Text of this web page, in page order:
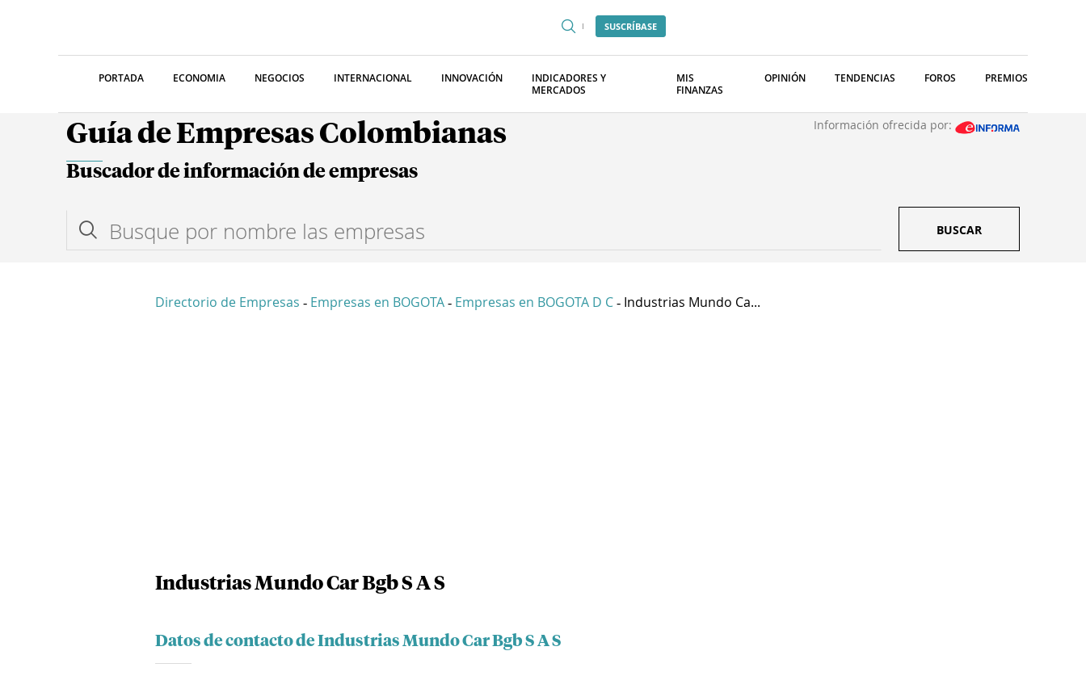
SUSCRÍBASE
PORTADA ECONOMIA NEGOCIOS INTERNACIONAL INNOVACIÓN
INDICADORES Y
MERCADOS
MIS
FINANZAS
OPINIÓN TENDENCIAS FOROS PREMIOS
Guía de Empresas Colombianas Información ofrecida por:
Buscador de información de empresas
BUSCAR
Directorio de Empresas - Empresas en BOGOTA - Empresas en BOGOTA D C - Industrias Mundo Ca...
Industrias Mundo Car Bgb S A S
Datos de contacto de Industrias Mundo Car Bgb S A S